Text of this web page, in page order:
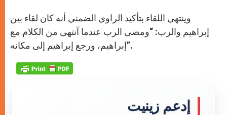
وينتهي اللقاء بتأكيد الراوي الضمني أنه كان لقاء بين
إبراهيم والرب: “ومضى الرب عندما آنتهى من الكلام مع
إبراهيم، ورجع إبراهيم إلى مكانه”.
إدعم زينيت